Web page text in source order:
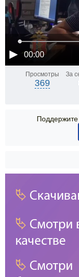
00:00
Просмотры
369
За